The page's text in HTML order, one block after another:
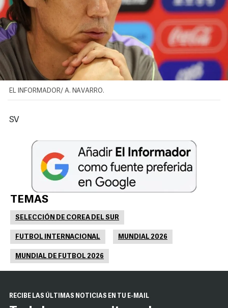
EL INFORMADOR/ A. NAVARRO.
SV
TEMAS
SELECCIÓN DE COREA DEL SUR
FUTBOL INTERNACIONAL MUNDIAL 2026
MUNDIAL DE FUTBOL 2026
RECIBE LAS ÚLTIMAS NOTICIAS EN TU E-MAIL